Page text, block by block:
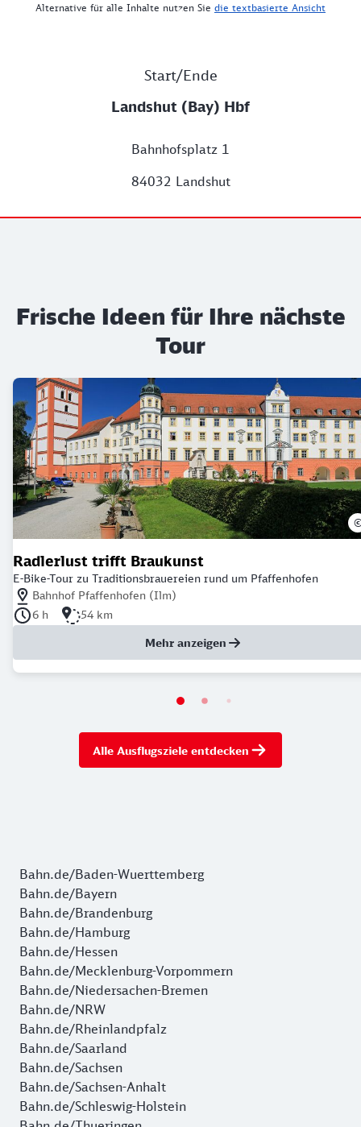
Alternative für alle Inhalte nutzen Sie die textbasierte Ansicht
Start/Ende
Landshut (Bay) Hbf
Bahnhofsplatz 1
84032 Landshut
Frische Ideen für Ihre nächste
Tour
Radlerlust trifft Braukunst
E-Bike-Tour zu Traditionsbrauereien rund um Pfaffenhofen
Nächstgelegener Bahnhof: Bahnhof Pfaffenhofen (Ilm)
Bahnhof Pfaffenhofen (Ilm)
Dauer der Tour: 6 Stunden
6 h Länge der Tour: 54 Kilometer
54 km
Mehr anzeigen
Alle Ausflugsziele entdecken
Bahn.de/Baden-Wuerttemberg
Bahn.de/Bayern
Bahn.de/Brandenburg
Bahn.de/Hamburg
Bahn.de/Hessen
Bahn.de/Mecklenburg-Vorpommern
Bahn.de/Niedersachen-Bremen
Bahn.de/NRW
Bahn.de/Rheinlandpfalz
Bahn.de/Saarland
Bahn.de/Sachsen
Bahn.de/Sachsen-Anhalt
Bahn.de/Schleswig-Holstein